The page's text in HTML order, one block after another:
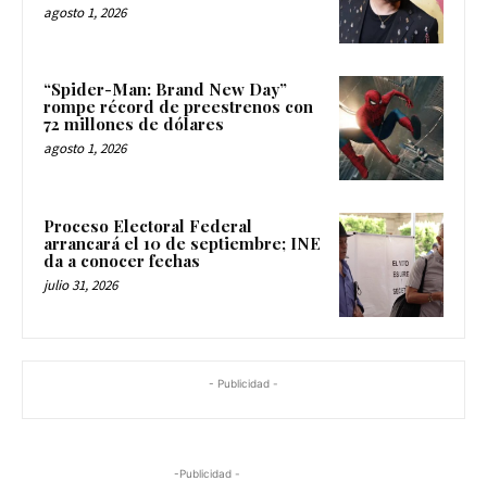
agosto 1, 2026
“Spider-Man: Brand New Day”
rompe récord de preestrenos con
72 millones de dólares
agosto 1, 2026
Proceso Electoral Federal
arrancará el 10 de septiembre; INE
da a conocer fechas
julio 31, 2026
- Publicidad -
-Publicidad -